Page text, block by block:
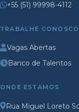
+55 (51) 99998-4112
TRABALHE CONOSCO
Vagas Abertas
Banco de Talentos
ONDE ESTAMOS
Rua Miguel Loreto